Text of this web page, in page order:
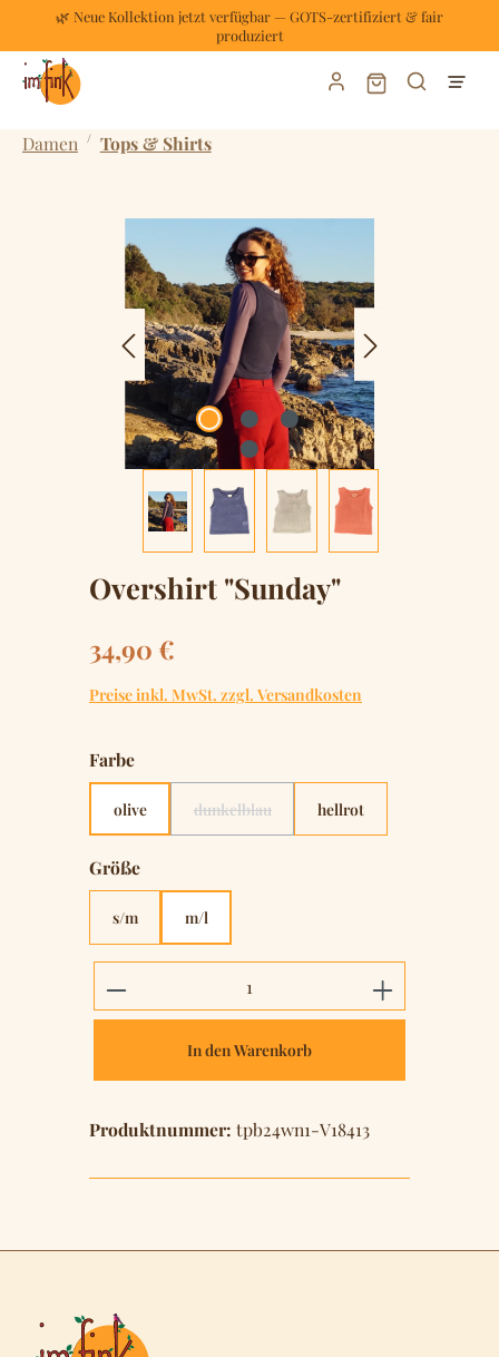
Zum Hauptinhalt springen
🌿 Neue Kollektion jetzt verfügbar — GOTS-zertifiziert & fair
produziert
Warenkorb
Damen / Tops & Shirts
Bildergalerie überspringen
Overshirt "Sunday"
Regulärer Preis:
34,90 €
Preise inkl. MwSt. zzgl. Versandkosten
Farbeauswählen
olive dunkelblau
(Diese Option ist zurzeit nicht verfügbar.)
hellrot
Größeauswählen
s/m m/l
Produkt Anzahl: Gib den
In den Warenkorb
Produktnummer: tpb24wn1-V18413